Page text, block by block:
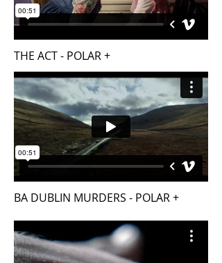
THE ACT - POLAR +
BA DUBLIN MURDERS - POLAR +